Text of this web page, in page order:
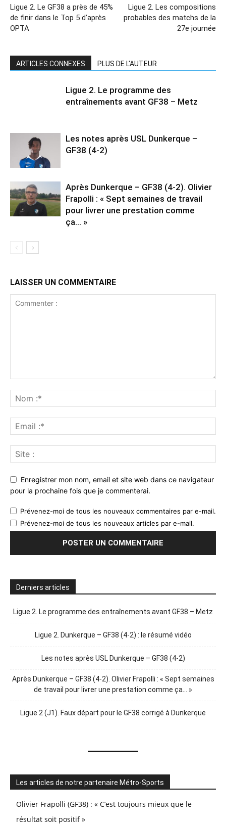
Ligue 2. Le GF38 a près de 45%
de finir dans le Top 5 d’après
OPTA
Ligue 2. Les compositions
probables des matchs de la
27e journée
ARTICLES CONNEXES PLUS DE L'AUTEUR
Ligue 2. Le programme des
entraînements avant GF38 – Metz
Les notes après USL Dunkerque –
GF38 (4-2)
Après Dunkerque – GF38 (4-2). Olivier
Frapolli : « Sept semaines de travail
pour livrer une prestation comme
ça… »
LAISSER UN COMMENTAIRE
Enregistrer mon nom, email et site web dans ce navigateur
pour la prochaine fois que je commenterai.
Prévenez-moi de tous les nouveaux commentaires par e-mail.
Prévenez-moi de tous les nouveaux articles par e-mail.
Derniers articles
Ligue 2. Le programme des entraînements avant GF38 – Metz
Ligue 2. Dunkerque – GF38 (4-2) : le résumé vidéo
Les notes après USL Dunkerque – GF38 (4-2)
Après Dunkerque – GF38 (4-2). Olivier Frapolli : « Sept semaines
de travail pour livrer une prestation comme ça… »
Ligue 2 (J1). Faux départ pour le GF38 corrigé à Dunkerque
Les articles de notre partenaire Métro-Sports
Olivier Frapolli (GF38) : « C’est toujours mieux que le
résultat soit positif »